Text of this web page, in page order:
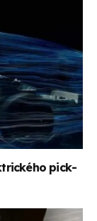
pick-